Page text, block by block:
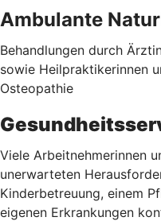
Ambulante
Behandlungen durch
sowie Heilpraktikerinnen
Osteopathie
Viele Arbeitnehmerinnen
unerwarteten
Kinderbetreuung, einem
eigenen Erkrankungen